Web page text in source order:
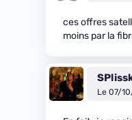
ces offres
moins par la
Le 07/